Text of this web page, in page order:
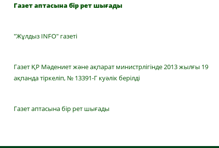
Газет аптасына бір рет шығады
"Жұлдыз INFO" газеті
Газет ҚР Мәдениет және ақпарат министрлігінде 2013 жылғы 19
ақпанда тіркеліп, № 13391-Г куәлік берілді
Газет аптасына бір рет шығады